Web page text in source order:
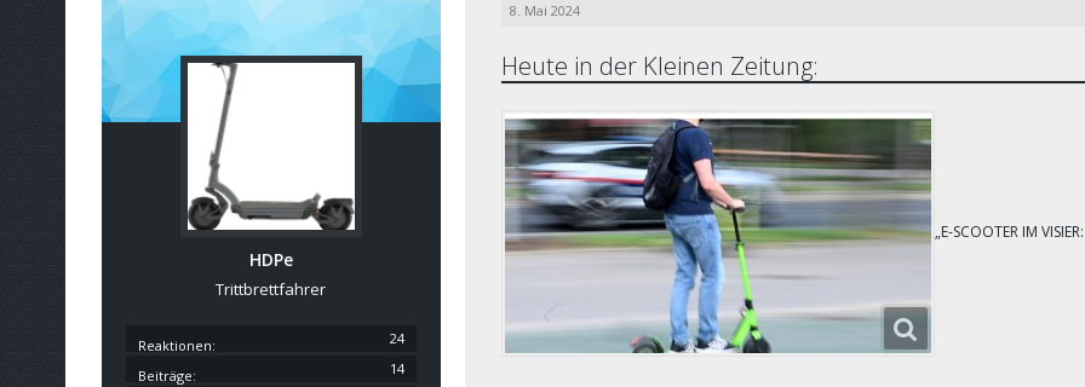
HDPe
Trittbrettfahrer
Reaktionen 24
Beiträge 14
8. Mai 2024
Heute in der Kleinen Zeitung:
„E-SCOOTER IM VISIER: